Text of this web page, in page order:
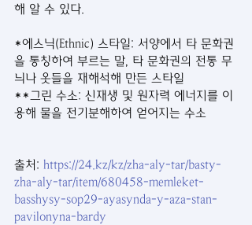
해 알 수 있다.
*에스닉(Ethnic) 스타일: 서양에서 타 문화권
을 통칭하여 부르는 말, 타 문화권의 전통 무
늬나 옷들을 재해석해 만든 스타일
**그린 수소: 신재생 및 원자력 에너지를 이
용해 물을 전기분해하여 얻어지는 수소
출처: https://24.kz/kz/zha-aly-tar/basty-
zha-aly-tar/item/680458-memleket-
basshysy-sop29-ayasynda-y-aza-stan-
pavilonyna-bardy